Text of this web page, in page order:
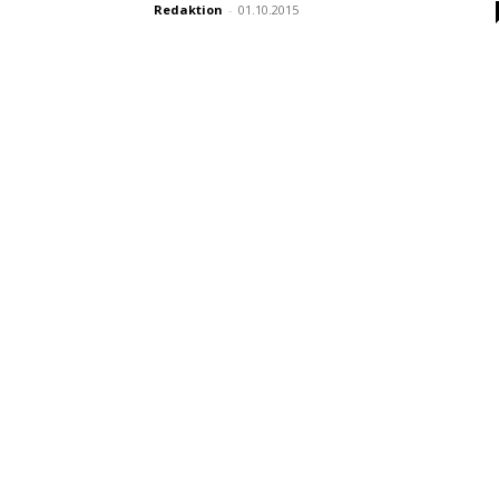
Redaktion - 01.10.2015